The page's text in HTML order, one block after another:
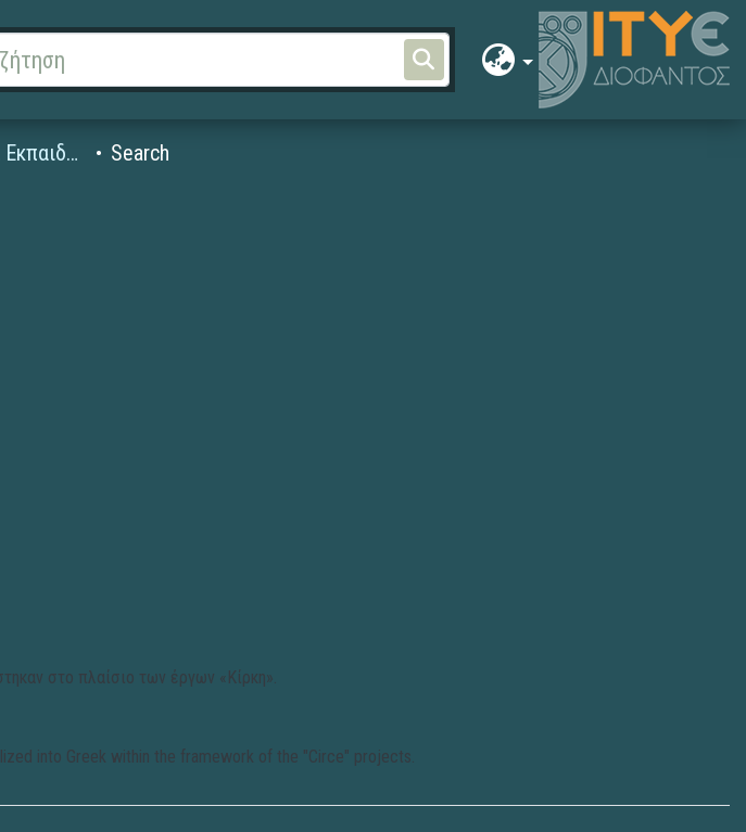
Εξελληνισμένα Εκπαιδευτικά Λογισμικά Search
στο πλαίσιο των έργων «Κίρκη».
into Greek within the framework of the "Circe" projects.